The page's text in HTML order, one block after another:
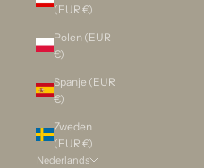
(EUR €)
Polen (EUR
€)
Spanje (EUR
€)
Zweden
(EUR €)
Nederlands